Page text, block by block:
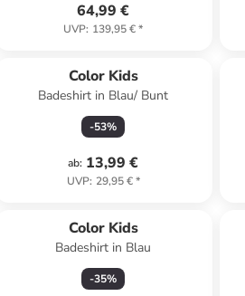
64,99 €
UVP: 139,95 €*
Color Kids
Badeshirt in Blau/ Bunt
-53%
ab: 13,99 €
UVP: 29,95 €*
Color Kids
Badeshirt in Blau
-35%